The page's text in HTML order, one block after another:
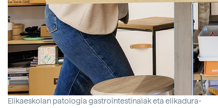
Elikaeskolan patologia gastrointestinalak eta elikadura-